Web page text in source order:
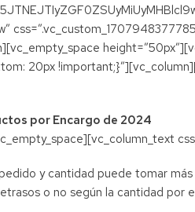
20px
por Encargo de 2024
y cantidad puede tomar
o no según la cantidad por